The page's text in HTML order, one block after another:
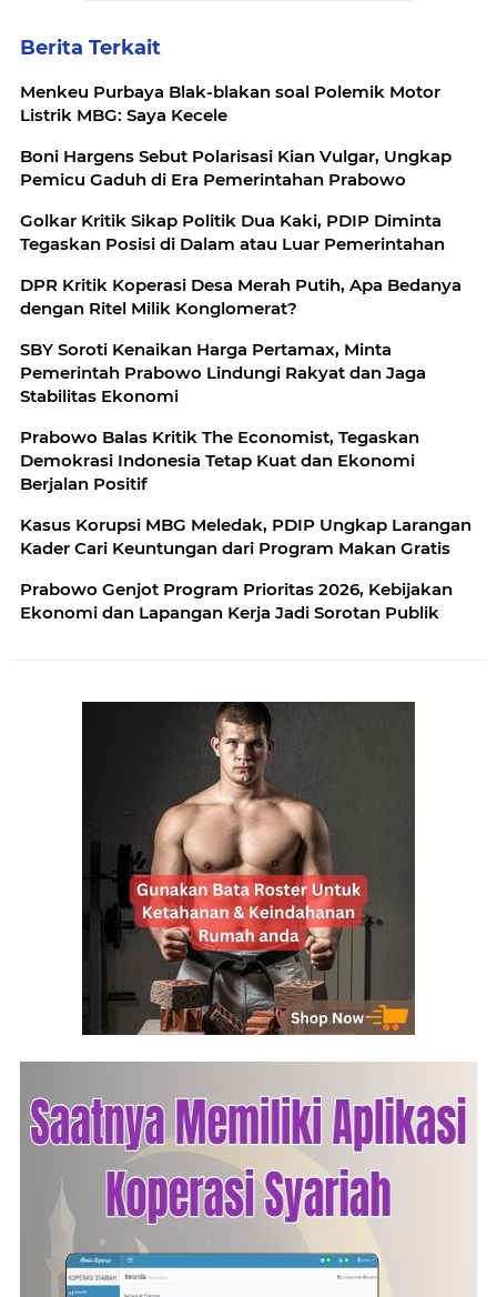
Berita Terkait
Menkeu Purbaya Blak-blakan soal Polemik Motor
Listrik MBG: Saya Kecele
Boni Hargens Sebut Polarisasi Kian Vulgar, Ungkap
Pemicu Gaduh di Era Pemerintahan Prabowo
Golkar Kritik Sikap Politik Dua Kaki, PDIP Diminta
Tegaskan Posisi di Dalam atau Luar Pemerintahan
DPR Kritik Koperasi Desa Merah Putih, Apa Bedanya
dengan Ritel Milik Konglomerat?
SBY Soroti Kenaikan Harga Pertamax, Minta
Pemerintah Prabowo Lindungi Rakyat dan Jaga
Stabilitas Ekonomi
Prabowo Balas Kritik The Economist, Tegaskan
Demokrasi Indonesia Tetap Kuat dan Ekonomi
Berjalan Positif
Kasus Korupsi MBG Meledak, PDIP Ungkap Larangan
Kader Cari Keuntungan dari Program Makan Gratis
Prabowo Genjot Program Prioritas 2026, Kebijakan
Ekonomi dan Lapangan Kerja Jadi Sorotan Publik